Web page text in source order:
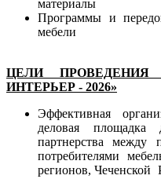
материалы
Программы и
мебели
ЦЕЛИ
ИНТЕРЬЕР - 2026»
Эффективная
деловая площадка
партнерства между
потребителями
регионов, Чеченской